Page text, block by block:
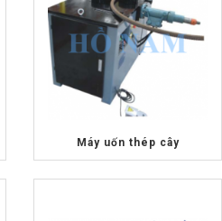
Máy uốn thép cây